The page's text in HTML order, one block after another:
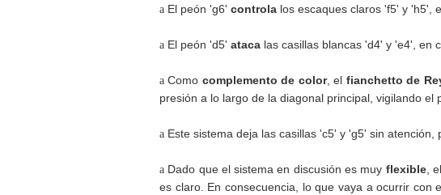
a El peón 'g6' controla los escaques claros 'f5' y 'h5',
a El peón 'd5' ataca las casillas blancas 'd4' y 'e4', en
a Como complemento de color, el fianchetto de
presión a lo largo de la diagonal principal, vigilando el
a Este sistema deja las casillas 'c5' y 'g5' sin atención,
a Dado que el sistema en discusión es muy flexible,
es claro. En consecuencia, lo que vaya a ocurrir con